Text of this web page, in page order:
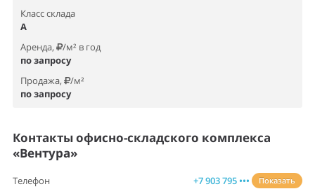
Класс склада
A
Аренда,
/м² в год
по запросу
Продажа,
/м²
по запросу
Контакты офисно-складского комплекса
«Вентура»
Телефон +7 903 795 ••• Показать